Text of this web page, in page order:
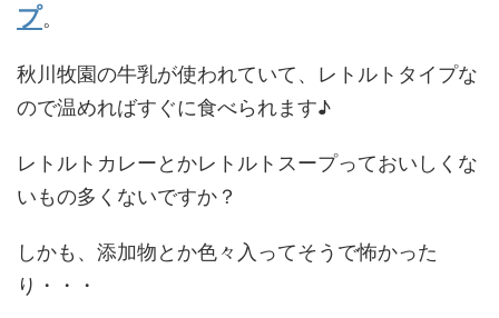
プ。
秋川牧園の牛乳が使われていて、レトルトタイプな
ので温めればすぐに食べられます♪
レトルトカレーとかレトルトスープっておいしくな
いもの多くないですか？
しかも、添加物とか色々入ってそうで怖かった
り・・・